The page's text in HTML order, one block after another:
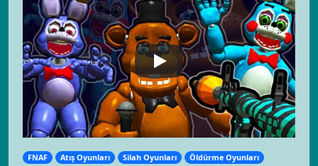
FNAF Atış Oyunları Silah Oyunları
Öldürme Oyunları